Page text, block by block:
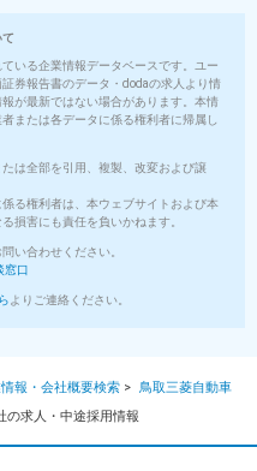
いる企業情報データベースです。ユー
券報告書のデータ・dodaの求人より情
が最新ではない場合があります。本情
または各データに係る権利者に帰属し
は全部を引用、複製、改変および譲
る権利者は、本ウェブサイトおよび本
損害にも責任を負いかねます。
い合わせください。
窓口
よりご連絡ください。
報・会社概要検索 > 鳥取三菱自動車
の求人・中途採用情報